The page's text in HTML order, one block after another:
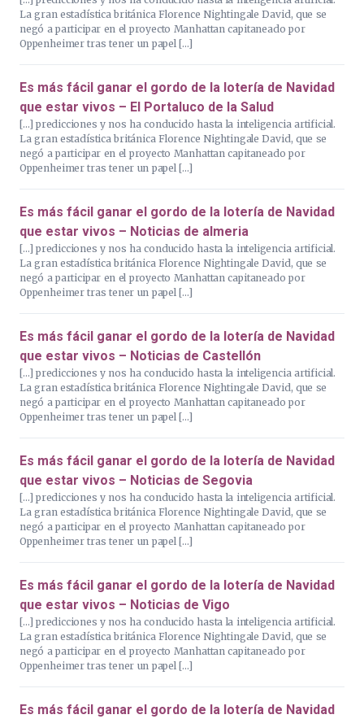
La gran estadística británica Florence Nightingale David, que se
negó a participar en el proyecto Manhattan capitaneado por
Oppenheimer tras tener un papel […]
Es más fácil ganar el gordo de la lotería de Navidad
que estar vivos – El Portaluco de la Salud
[…] predicciones y nos ha conducido hasta la inteligencia artificial.
La gran estadística británica Florence Nightingale David, que se
negó a participar en el proyecto Manhattan capitaneado por
Oppenheimer tras tener un papel […]
Es más fácil ganar el gordo de la lotería de Navidad
que estar vivos – Noticias de almeria
[…] predicciones y nos ha conducido hasta la inteligencia artificial.
La gran estadística británica Florence Nightingale David, que se
negó a participar en el proyecto Manhattan capitaneado por
Oppenheimer tras tener un papel […]
Es más fácil ganar el gordo de la lotería de Navidad
que estar vivos – Noticias de Castellón
[…] predicciones y nos ha conducido hasta la inteligencia artificial.
La gran estadística británica Florence Nightingale David, que se
negó a participar en el proyecto Manhattan capitaneado por
Oppenheimer tras tener un papel […]
Es más fácil ganar el gordo de la lotería de Navidad
que estar vivos – Noticias de Segovia
[…] predicciones y nos ha conducido hasta la inteligencia artificial.
La gran estadística británica Florence Nightingale David, que se
negó a participar en el proyecto Manhattan capitaneado por
Oppenheimer tras tener un papel […]
Es más fácil ganar el gordo de la lotería de Navidad
que estar vivos – Noticias de Vigo
[…] predicciones y nos ha conducido hasta la inteligencia artificial.
La gran estadística británica Florence Nightingale David, que se
negó a participar en el proyecto Manhattan capitaneado por
Oppenheimer tras tener un papel […]
Es más fácil ganar el gordo de la lotería de Navidad